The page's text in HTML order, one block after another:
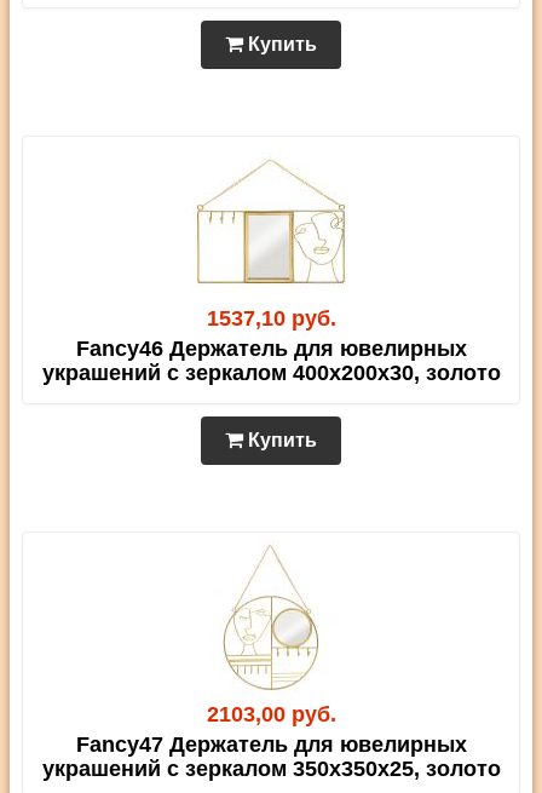
Купить
1537,10 руб.
Fancy46 Держатель для ювелирных
украшений с зеркалом 400х200х30, золото
Купить
2103,00 руб.
Fancy47 Держатель для ювелирных
украшений с зеркалом 350х350х25, золото